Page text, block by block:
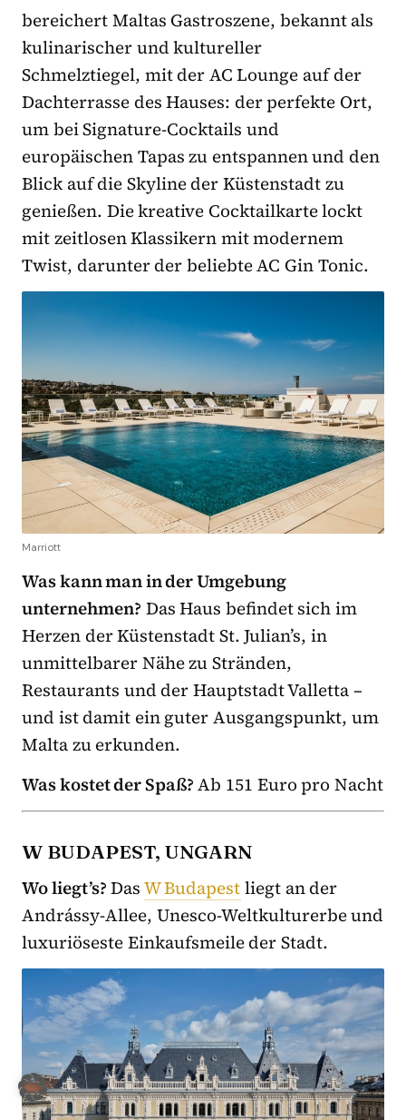
bereichert Maltas Gastroszene, bekannt als
kulinarischer und kultureller
Schmelztiegel, mit der AC Lounge auf der
Dachterrasse des Hauses: der perfekte Ort,
um bei Signature-Cocktails und
europäischen Tapas zu entspannen und den
Blick auf die Skyline der Küstenstadt zu
genießen. Die kreative Cocktailkarte lockt
mit zeitlosen Klassikern mit modernem
Twist, darunter der beliebte AC Gin Tonic.
Marriott
Was kann man in der Umgebung
unternehmen? Das Haus befindet sich im
Herzen der Küstenstadt St. Julian’s, in
unmittelbarer Nähe zu Stränden,
Restaurants und der Hauptstadt Valletta –
und ist damit ein guter Ausgangspunkt, um
Malta zu erkunden.
Was kostet der Spaß?Ab 151 Euro pro Nacht
W BUDAPEST, UNGARN
Wo liegt’s?DasW Budapestliegt an der
Andrássy-Allee, Unesco-Weltkulturerbe und
luxuriöseste Einkaufsmeile der Stadt.